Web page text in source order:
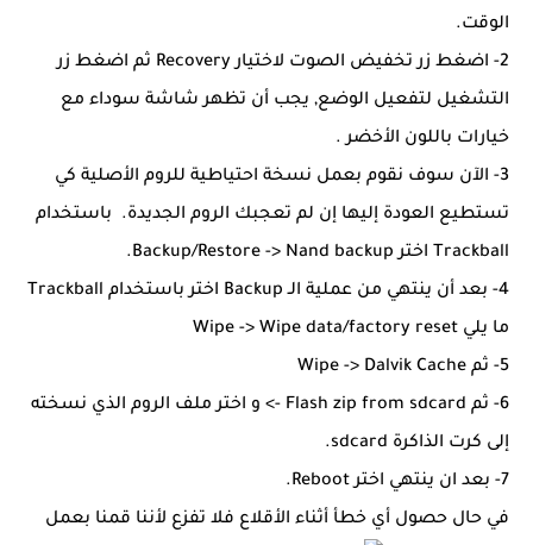
الوقت.
2- اضغط زر تخفيض الصوت لاختيار Recovery ثم اضغط زر
التشغيل لتفعيل الوضع, يجب أن تظهر شاشة سوداء مع
خيارات باللون الأخضر .
3- الآن سوف نقوم بعمل نسخة احتياطية للروم الأصلية كي
تستطيع العودة إليها إن لم تعجبك الروم الجديدة. باستخدام
Trackball اختر Backup/Restore -> Nand backup.
4- بعد أن ينتهي من عملية الـ Backup اختر باستخدام Trackball
ما يلي Wipe -> Wipe data/factory reset
5- ثم Wipe -> Dalvik Cache
6- ثم Flash zip from sdcard -> و اختر ملف الروم الذي نسخته
إلى كرت الذاكرة sdcard.
7- بعد ان ينتهي اختر Reboot.
في حال حصول أي خطأ أثناء الأقلاع فلا تفزع لأننا قمنا بعمل